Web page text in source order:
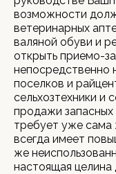
возможности
ветеринарных
валяной обуви и
открыть приемо-
непосредственно
поселков и
сельхозтехники и
продажи запасных
требует уже сама
всегда имеет
же
настоящая